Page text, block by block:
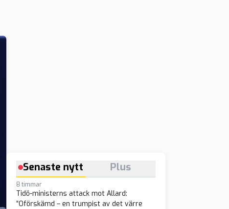
Senaste nytt Plus
8 timmar
Tidö-ministerns attack mot Allard:
”Oförskämd – en trumpist av det värre